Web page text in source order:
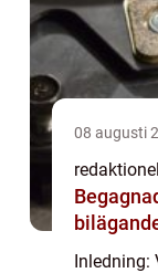
08 augusti
redaktionel
Begagnade
Inledning: